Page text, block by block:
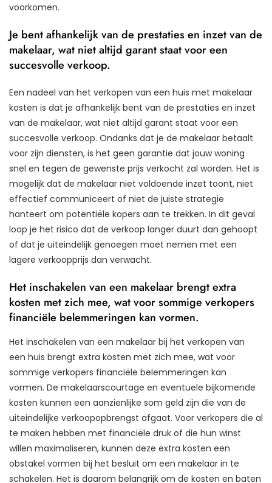
voorkomen.
Je bent afhankelijk van de prestaties en inzet van de
makelaar, wat niet altijd garant staat voor een
succesvolle verkoop.
Een nadeel van het verkopen van een huis met makelaar
kosten is dat je afhankelijk bent van de prestaties en inzet
van de makelaar, wat niet altijd garant staat voor een
succesvolle verkoop. Ondanks dat je de makelaar betaalt
voor zijn diensten, is het geen garantie dat jouw woning
snel en tegen de gewenste prijs verkocht zal worden. Het is
mogelijk dat de makelaar niet voldoende inzet toont, niet
effectief communiceert of niet de juiste strategie
hanteert om potentiële kopers aan te trekken. In dit geval
loop je het risico dat de verkoop langer duurt dan gehoopt
of dat je uiteindelijk genoegen moet nemen met een
lagere verkoopprijs dan verwacht.
Het inschakelen van een makelaar brengt extra
kosten met zich mee, wat voor sommige verkopers
financiële belemmeringen kan vormen.
Het inschakelen van een makelaar bij het verkopen van
een huis brengt extra kosten met zich mee, wat voor
sommige verkopers financiële belemmeringen kan
vormen. De makelaarscourtage en eventuele bijkomende
kosten kunnen een aanzienlijke som geld zijn die van de
uiteindelijke verkoopopbrengst afgaat. Voor verkopers die al
te maken hebben met financiële druk of die hun winst
willen maximaliseren, kunnen deze extra kosten een
obstakel vormen bij het besluit om een makelaar in te
schakelen. Het is daarom belangrijk om de kosten en baten